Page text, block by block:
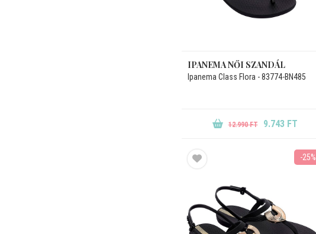
IPANEMA NŐI SZANDÁL
Ipanema Class Flora - 83774-BN485
12.990 FT 9.743 FT
-25%